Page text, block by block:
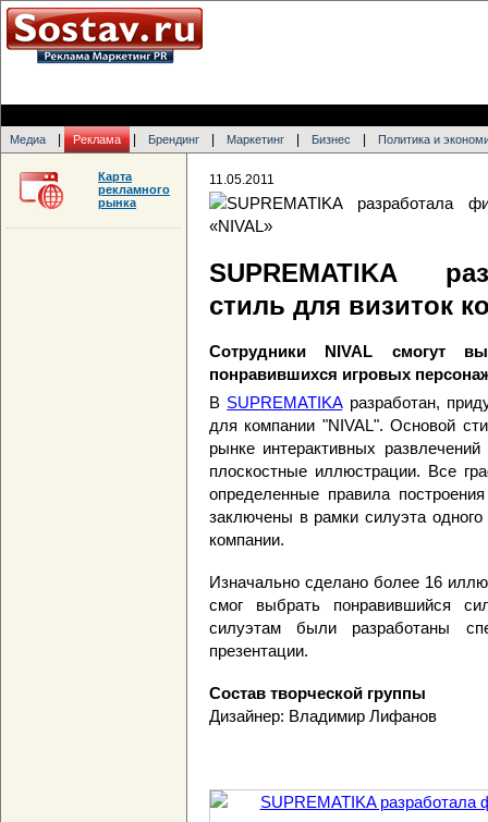
Медиа Реклама Брендинг Маркетинг Бизнес Политика и
11.05.2011
SUPREMATIKA
стиль для визиток
Сотрудники NIVAL смогут
понравившихся игровых
В SUPREMATIKAразработан,
для компании "NIVAL". Основой
рынке интерактивных
плоскостные иллюстрации. Все
определенные правила
заключены в рамки силуэта
компании.
Изначально сделано более 16
смог выбрать понравившийся
силуэтам были разработаны
презентации.
Состав творческой группы
Дизайнер: Владимир Лифанов
Карта
рекламного
рынка